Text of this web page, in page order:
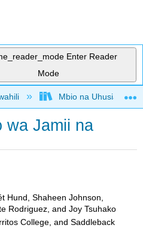
Enter Reader
Mode
hierarchy
Mbio na Uhusiano
wa Jamii na
Hund, Shaheen Johnson,
Rodriguez, and Joy Tsuhako
College, and Saddleback